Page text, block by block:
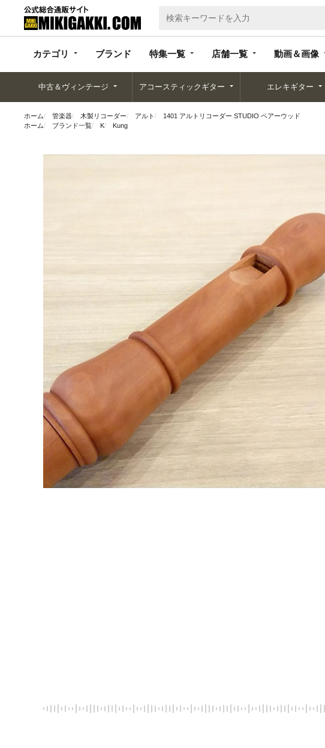
カテゴリ ブランド 特集一覧 店舗一覧 動画＆画像
カテゴリ ブランド 特集一覧 店舗一覧
中古＆ヴィンテージ アコースティックギター エレキギター
ホーム 管楽器 木製リコーダー アルト
1401 アルトリコーダー STUDIO ペアーウッド
ホーム
ブランド一覧 K Kung